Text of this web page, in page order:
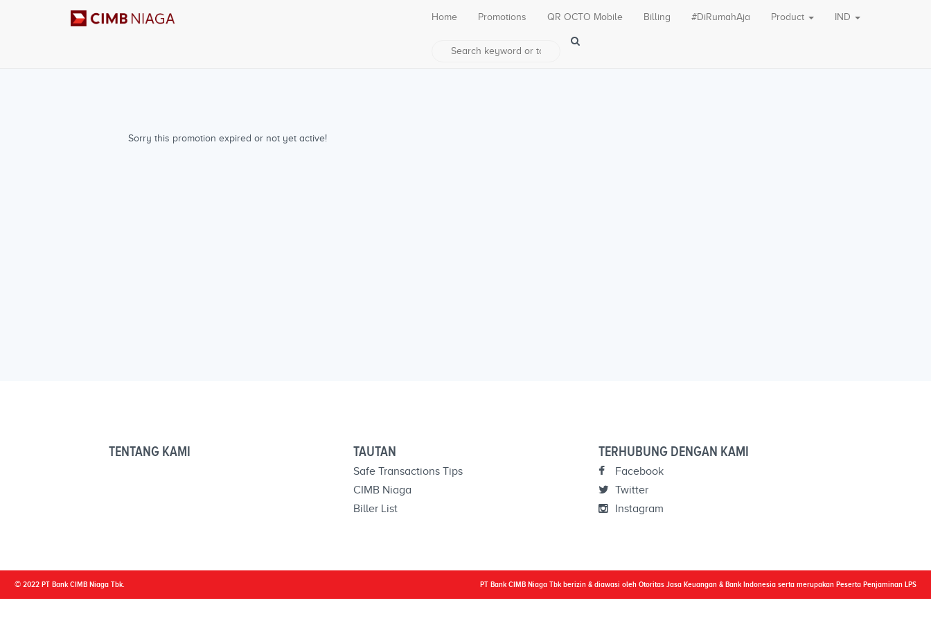
Sorry this promotion expired or not yet active!
Home Promotions QR OCTO Mobile Billing #DiRumahAja Product IND
TENTANG KAMI TAUTAN
Safe Transactions Tips
CIMB Niaga
Biller List
TERHUBUNG DENGAN KAMI
Facebook
Twitter
Instagram
© 2022 PT Bank CIMB Niaga Tbk. PT Bank CIMB Niaga Tbk berizin & diawasi oleh Otoritas Jasa Keuangan & Bank Indonesia serta merupakan Peserta Penjaminan LPS